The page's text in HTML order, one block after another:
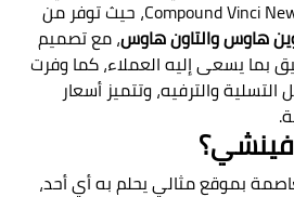
العاصمة الإدارية Compound Vinci New Capital، حيث توفر من
هاوس والتاون هاوس، مع تصميم
بما يسعى إليه العملاء، كما وفرت
والترفيه، وتتميز أسعار
بموقع مثالي يحلم به أي أحد،